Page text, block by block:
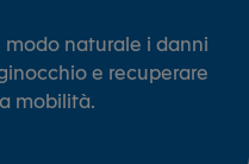
naturale i danni
e recuperare
mobilità.